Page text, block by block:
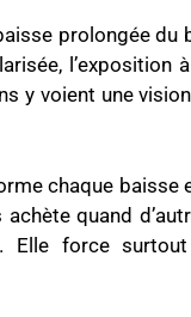
prolongée
l’exposition
y voient une
chaque baisse
quand
Elle force